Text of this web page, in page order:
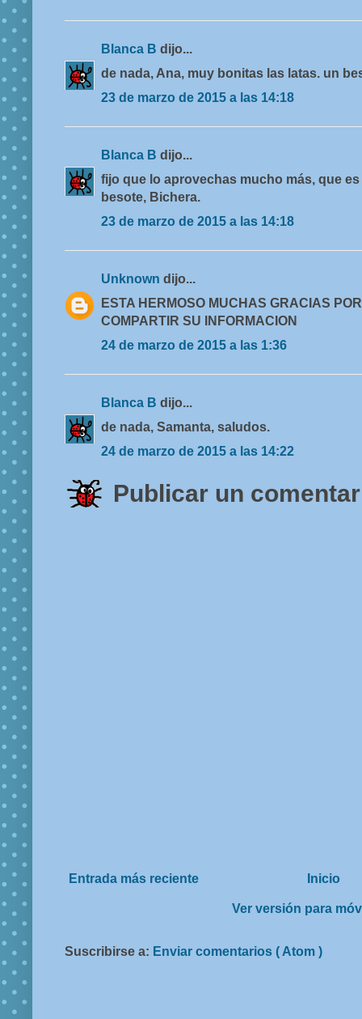
Blanca B dijo...
de nada, Ana, muy bonitas las latas. un
23 de marzo de 2015 a las 14:18
Blanca B dijo...
fijo que lo aprovechas mucho más, que
besote, Bichera.
23 de marzo de 2015 a las 14:18
Unknown dijo...
ESTA HERMOSO MUCHAS GRACIAS
COMPARTIR SU INFORMACION
24 de marzo de 2015 a las 1:36
Blanca B dijo...
de nada, Samanta, saludos.
24 de marzo de 2015 a las 14:22
Publicar un
Entrada más reciente Inicio
Ver versión para
Suscribirse a: Enviar comentarios ( Atom )